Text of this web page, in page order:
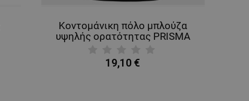
Κοντομάνικη πόλο μπλούζα
υψηλής ορατότητας PRISMA
19,10 €